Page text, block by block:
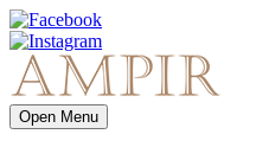
Open Menu